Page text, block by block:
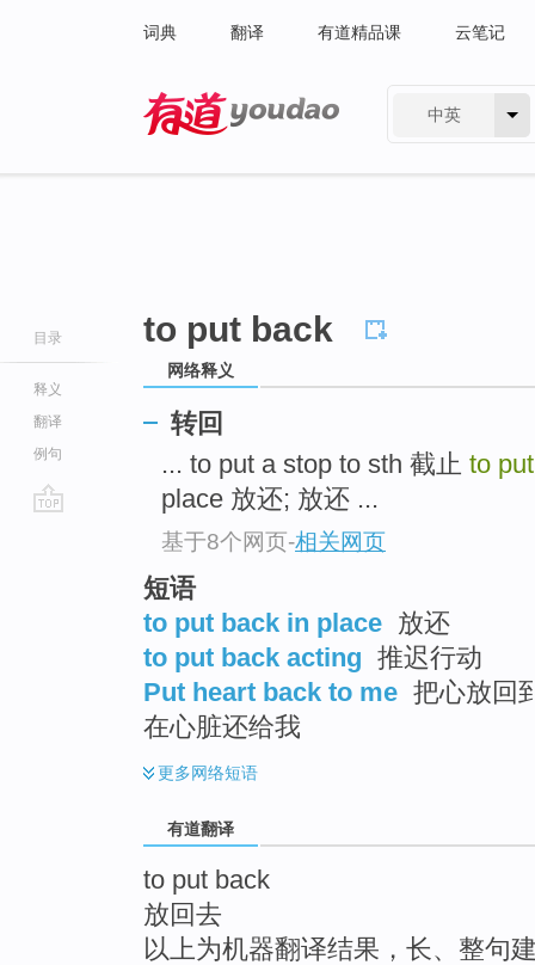
词典 翻译 有道精品课 云笔记
中英
目录
释义
翻译
例句
to put back
网络释义
转回
... to put a stop to sth 截止 to
place 放还; 放还 ...
基于8个网页-相关网页
短语
to put back in place 放还
to put back acting 推迟行动
Put heart back to me 把心放回
在心脏还给我
更多网络短语
有道翻译
to put back
放回去
以上为机器翻译结果，长、整句